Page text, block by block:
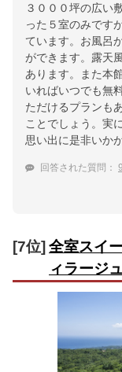
３０００坪の広い
った５室のみです
ています。お風呂
ができます。露天
あります。また本
いればいつでも無
ただけるプランも
ことでしょう。実
思い出に是非いか
回答された質問：
[7位]全室スイ
ィラージ